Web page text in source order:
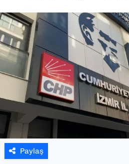
Paylaş
SAĞLIK
SPOR
TEKNOLOJİ
YAŞAM
YEREL YÖNETİMLER